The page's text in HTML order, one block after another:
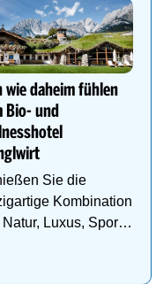
wie daheim fühlen
Bio- und
Sie die
Kombination
Luxus, Sport,